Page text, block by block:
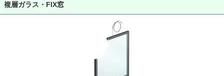
複層ガラス・FIX窓